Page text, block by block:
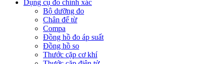
Dụng cụ đo chính xác
Bộ dưỡng đo
Chân đế từ
Compa
Đồng hồ đo áp suất
Đồng hồ so
Thước cặp cơ khí